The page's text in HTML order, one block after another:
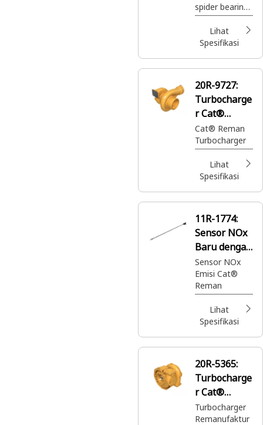
semuanya
dengan harga
sangat murah.
spider bearing
sambungan
universal
mentransmisik
rotasi antara
yang
berpotongan.
Lihat
Spesifikasi
20R-9727:
Turbocharge
r Cat®
Reman
Cat® Reman
Turbocharger
Lihat
Spesifikasi
11R-1774:
Sensor NOx
Baru dengan
Inti (NWC,
New with
Core) Cat®
Reman
Sensor NOx
Emisi Cat®
Reman
Lihat
Spesifikasi
20R-5365:
Turbocharge
r Cat®
Reman
Turbocharger
Remanufaktur